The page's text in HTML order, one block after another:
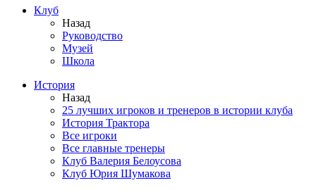
Клуб
Назад
Руководство
Музей
Школа
История
Назад
25 лучших игроков и тренеров в истории клуба
История Трактора
Все игроки
Все главные тренеры
Клуб Валерия Белоусова
Клуб Юрия Шумакова